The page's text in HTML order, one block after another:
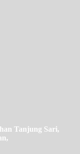
Tanjung Sari,